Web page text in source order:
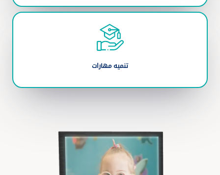
تنميه مهارات